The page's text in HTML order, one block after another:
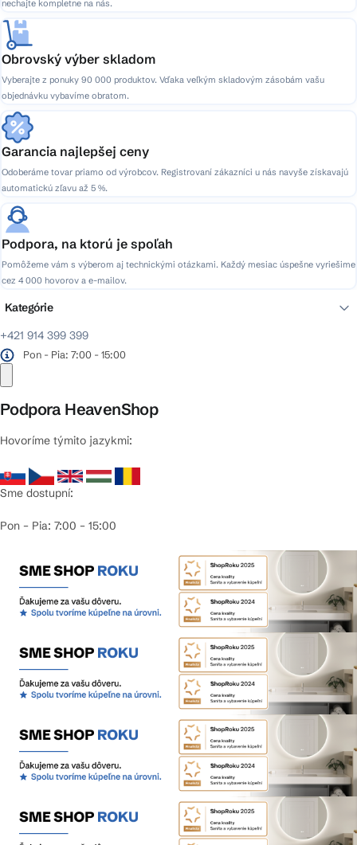
nechajte kompletne na nás.
Obrovský výber skladom
Vyberajte z ponuky 90 000 produktov. Vďaka veľkým skladovým zásobám vašu
objednávku vybavíme obratom.
Garancia najlepšej ceny
Odoberáme tovar priamo od výrobcov. Registrovaní zákazníci u nás navyše získavajú
automatickú zľavu až 5 %.
Podpora, na ktorú je spoľah
Pomôžeme vám s výberom aj technickými otázkami. Každý mesiac úspešne vyriešime
cez 4 000 hovorov a e-mailov.
+421 914 399 399
Pon - Pia: 7:00 - 15:00
Podpora HeavenShop
Hovoríme týmito jazykmi:
Sme dostupní:
Pon – Pia: 7:00 – 15:00
Kategórie